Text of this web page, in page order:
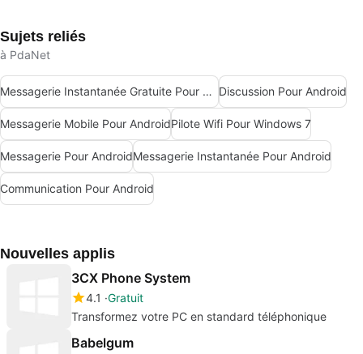
Sujets reliés
à PdaNet
Messagerie Instantanée Gratuite Pour Android Discussion Pour Android
Messagerie Mobile Pour AndroidPilote Wifi Pour Windows 7
Messagerie Pour AndroidMessagerie Instantanée Pour Android
Communication Pour Android
Nouvelles applis
3CX Phone System
4.1 Gratuit
Transformez votre PC en standard téléphonique
Babelgum